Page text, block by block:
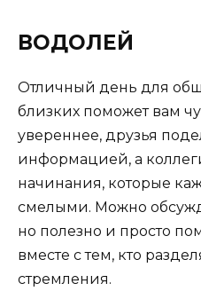
ВОДОЛЕЙ
Отличный день для
близких поможет вам
увереннее, друзья
информацией, а
начинания, которые
смелыми. Можно
но полезно и просто
вместе с тем, кто
стремления.